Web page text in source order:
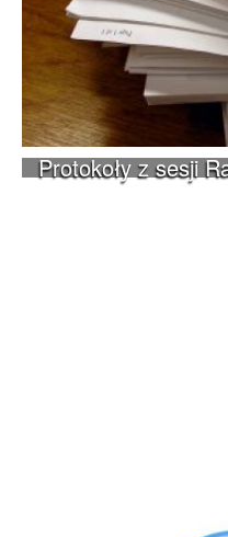
Protokoły z sesji